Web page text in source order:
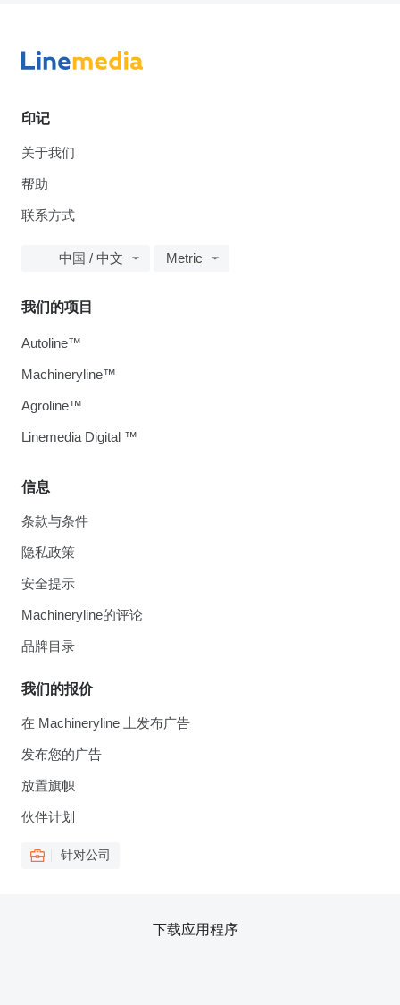
印记
关于我们
帮助
联系方式
中国 / 中文 Metric
信息
条款与条件
隐私政策
安全提示
Machineryline的评论
品牌目录
我们的报价
在 Machineryline 上发布广告
发布您的广告
放置旗帜
伙伴计划
针对公司
我们的项目
Autoline™
Machineryline™
Agroline™
Linemedia Digital ™
下载应用程序